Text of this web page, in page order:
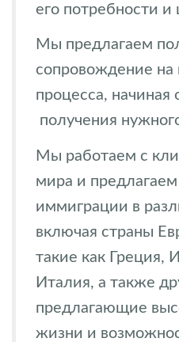
его потребности
Мы предлагаем
сопровождение на
процесса, начиная
получения
Мы работаем с
мира и предлагаем
иммиграции в
включая страны
такие как Греция,
Италия, а также
предлагающие
жизни и